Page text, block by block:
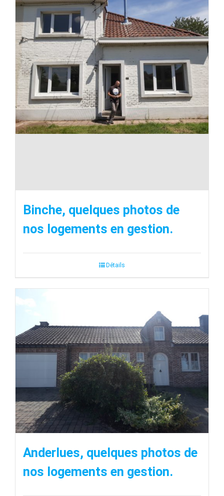
Binche, quelques photos de
nos logements en gestion.
Détails
Anderlues, quelques photos de
nos logements en gestion.